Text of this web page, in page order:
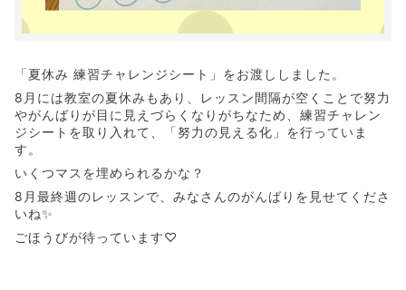
「夏休み 練習チャレンジシート」をお渡ししました。
8月には教室の夏休みもあり、レッスン間隔が空くことで努力
やがんばりが目に見えづらくなりがちなため、練習チャレン
ジシートを取り入れて、「努力の見える化」を行っていま
す。
いくつマスを埋められるかな？
8月最終週のレッスンで、みなさんのがんばりを見せてくださ
いね✨
ごほうびが待っています♡